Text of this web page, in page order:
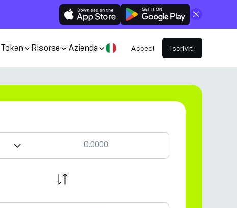
Chiudi
Risorse Azienda Accedi Iscriviti